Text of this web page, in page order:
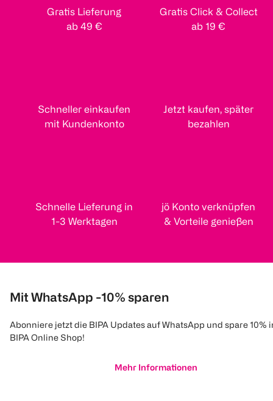
Gratis Lieferung
ab 49 €
Gratis Click & Collect
ab 19 €
Schneller einkaufen
mit Kundenkonto
Jetzt kaufen, später
bezahlen
Schnelle Lieferung in
1-3 Werktagen
jö Konto verknüpfen
& Vorteile genießen
Mit WhatsApp -10% sparen
Abonniere jetzt die BIPA Updates auf WhatsApp und spare 10%
BIPA Online Shop!
Mehr Informationen